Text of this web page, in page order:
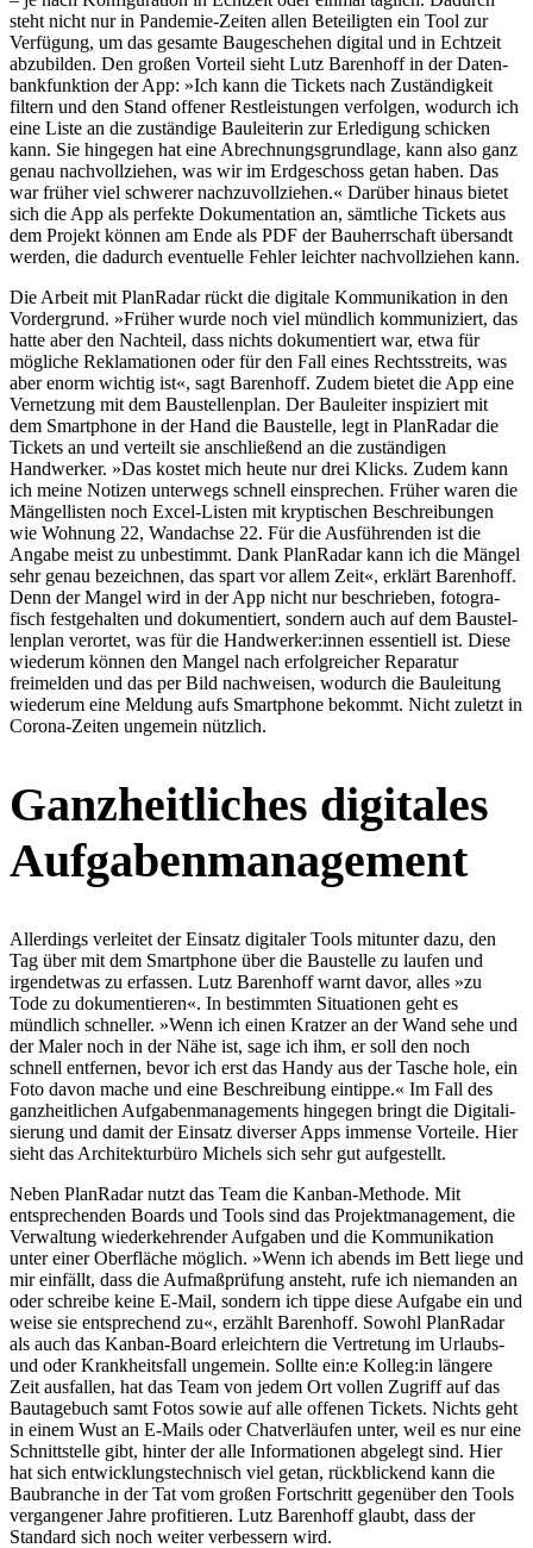
steht nicht nur in Pandemie-Zeiten allen Betei­ligten ein Tool zur
Verfügung, um das gesamte Bauge­schehen digital und in Echtzeit
abzubilden. Den großen Vorteil sieht Lutz Barenhoff in der Daten­
bank­funktion der App: »Ich kann die Tickets nach Zustän­digkeit
filtern und den Stand offener Restleis­tungen verfolgen, wodurch ich
eine Liste an die zuständige Baulei­terin zur Erledigung schicken
kann. Sie hingegen hat eine Abrech­nungs­grundlage, kann also ganz
genau nachvoll­ziehen, was wir im Erdge­schoss getan haben. Das
war früher viel schwerer nachzu­voll­ziehen.« Darüber hinaus bietet
sich die App als perfekte Dokumen­tation an, sämtliche Tickets aus
dem Projekt können am Ende als PDF der Bauherr­schaft übersandt
werden, die dadurch eventuelle Fehler leichter nachvoll­ziehen kann.
Die Arbeit mit PlanRadar rückt die digitale Kommu­ni­kation in den
Vorder­grund. »Früher wurde noch viel mündlich kommu­ni­ziert, das
hatte aber den Nachteil, dass nichts dokumen­tiert war, etwa für
mögliche Rekla­ma­tionen oder für den Fall eines Rechts­streits, was
aber enorm wichtig ist«, sagt Barenhoff. Zudem bietet die App eine
Vernetzung mit dem Baustel­lenplan. Der Bauleiter inspi­ziert mit
dem Smart­phone in der Hand die Baustelle, legt in PlanRadar die
Tickets an und verteilt sie anschließend an die zustän­digen
Handwerker. »Das kostet mich heute nur drei Klicks. Zudem kann
ich meine Notizen unterwegs schnell einsprechen. Früher waren die
Mängel­listen noch Excel-Listen mit krypti­schen Beschrei­bungen
wie Wohnung 22, Wandachse 22. Für die Ausfüh­renden ist die
Angabe meist zu unbestimmt. Dank PlanRadar kann ich die Mängel
sehr genau bezeichnen, das spart vor allem Zeit«, erklärt Barenhoff.
Denn der Mangel wird in der App nicht nur beschrieben, fotogra­
fisch festge­halten und dokumen­tiert, sondern auch auf dem Baustel­
lenplan verortet, was für die Handwerker:innen essen­tiell ist. Diese
wiederum können den Mangel nach erfolg­reicher Reparatur
freimelden und das per Bild nachweisen, wodurch die Bauleitung
wiederum eine Meldung aufs Smart­phone bekommt. Nicht zuletzt in
Corona-Zeiten ungemein nützlich.
Ganzheit­liches digitales
Aufga­ben­ma­nagement
Aller­dings verleitet der Einsatz digitaler Tools mitunter dazu, den
Tag über mit dem Smart­phone über die Baustelle zu laufen und
irgend­etwas zu erfassen. Lutz Barenhoff warnt davor, alles »zu
Tode zu dokumen­tieren«. In bestimmten Situa­tionen geht es
mündlich schneller. »Wenn ich einen Kratzer an der Wand sehe und
der Maler noch in der Nähe ist, sage ich ihm, er soll den noch
schnell entfernen, bevor ich erst das Handy aus der Tasche hole, ein
Foto davon mache und eine Beschreibung eintippe.« Im Fall des
ganzheit­lichen Aufga­ben­ma­nage­ments hingegen bringt die Digita­li­
sierung und damit der Einsatz diverser Apps immense Vorteile. Hier
sieht das Archi­tek­turbüro Michels sich sehr gut aufge­stellt.
Neben PlanRadar nutzt das Team die Kanban-Methode. Mit
entspre­chenden Boards und Tools sind das Projekt­ma­nagement, die
Verwaltung wieder­keh­render Aufgaben und die Kommu­ni­kation
unter einer Oberfläche möglich. »Wenn ich abends im Bett liege und
mir einfällt, dass die Aufmaß­prüfung ansteht, rufe ich niemanden an
oder schreibe keine E-Mail, sondern ich tippe diese Aufgabe ein und
weise sie entspre­chend zu«, erzählt Barenhoff. Sowohl PlanRadar
als auch das Kanban-Board erleichtern die Vertretung im Urlaubs-
und oder Krank­heitsfall ungemein. Sollte ein:e Kolleg:in längere
Zeit ausfallen, hat das Team von jedem Ort vollen Zugriff auf das
Bauta­gebuch samt Fotos sowie auf alle offenen Tickets. Nichts geht
in einem Wust an E-Mails oder Chatver­läufen unter, weil es nur eine
Schnitt­stelle gibt, hinter der alle Infor­ma­tionen abgelegt sind. Hier
hat sich entwick­lungs­tech­nisch viel getan, rückbli­ckend kann die
Baubranche in der Tat vom großen Fortschritt gegenüber den Tools
vergan­gener Jahre profi­tieren. Lutz Barenhoff glaubt, dass der
Standard sich noch weiter verbessern wird.